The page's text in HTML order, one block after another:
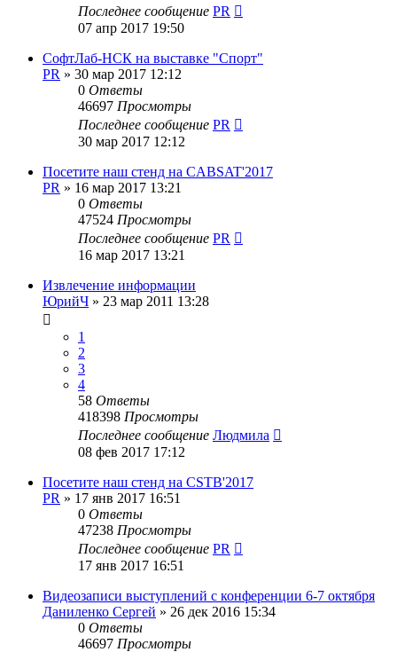
Последнее сообщение PR
07 апр 2017 19:50
СофтЛаб-НСК на выставке "Спорт"
PR » 30 мар 2017 12:12
0 Ответы
46697 Просмотры
Последнее сообщение PR
30 мар 2017 12:12
Посетите наш стенд на CABSAT'2017
PR » 16 мар 2017 13:21
0 Ответы
47524 Просмотры
Последнее сообщение PR
16 мар 2017 13:21
Извлечение информации
ЮрийЧ » 23 мар 2011 13:28
1
2
3
4
58 Ответы
418398 Просмотры
Последнее сообщение Людмила
08 фев 2017 17:12
Посетите наш стенд на CSTB'2017
PR » 17 янв 2017 16:51
0 Ответы
47238 Просмотры
Последнее сообщение PR
17 янв 2017 16:51
Видеозаписи выступлений c конференции 6-7 октября
Даниленко Сергей » 26 дек 2016 15:34
0 Ответы
46697 Просмотры